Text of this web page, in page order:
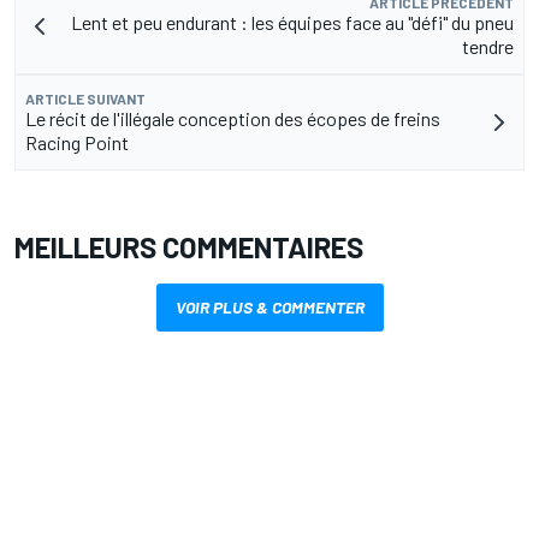
Lent et peu endurant : les équipes face au "défi" du pneu
tendre
ARTICLE SUIVANT
Le récit de l'illégale conception des écopes de freins
Racing Point
MEILLEURS COMMENTAIRES
VOIR PLUS & COMMENTER